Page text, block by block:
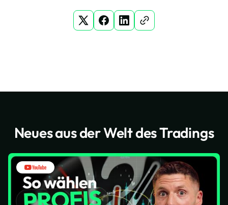
Neues aus der Welt des Tradings